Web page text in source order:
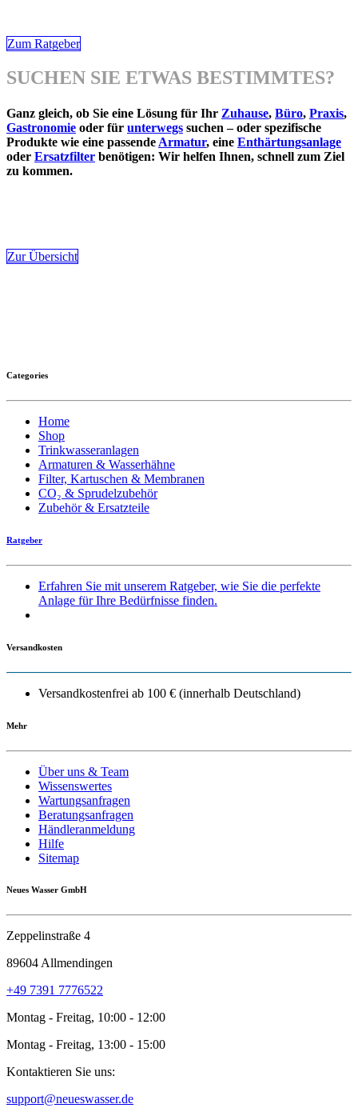
Zum Ratgeber
SUCHEN SIE ETWAS BESTIMMTES?
Ganz gleich, ob Sie eine Lösung für Ihr Zuhause, Büro, Praxis,
Gastronomie oder für unterwegs suchen – oder spezifische
Produkte wie eine passende Armatur, eine Enthärtungsanlage
oder Ersatzfilter benötigen: Wir helfen Ihnen, schnell zum Ziel
zu kommen.
Zur Übersicht
Categories
Home
Shop
Trinkwasseranlagen
Armaturen & Wasserhähne
Filter, Kartuschen & Membranen
CO₂ & Sprudelzubehör
Zubehör & Ersatzteile
Ratgeber
Erfahren Sie mit unserem Ratgeber, wie Sie die perfekte
Anlage für Ihre Bedürfnisse finden.
Versandkosten
Versandkostenfrei ab 100 € (innerhalb Deutschland)
Mehr
Über uns & Team
Wissenswertes
Wartungsanfragen
Beratungsanfragen
Händleranmeldung
Hilfe
Sitemap
Neues Wasser GmbH
Zeppelinstraße 4
89604 Allmendingen
+49 7391 7776522
Montag - Freitag, 10:00 - 12:00
Montag - Freitag, 13:00 - 15:00
Kontaktieren Sie uns:
support@neueswasser.de